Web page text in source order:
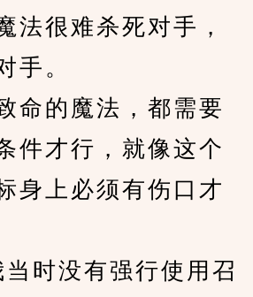
很难杀死对手，
手。
的魔法，都需要
件才行，就像这个
身上必须有伤口才
没有强行使用召